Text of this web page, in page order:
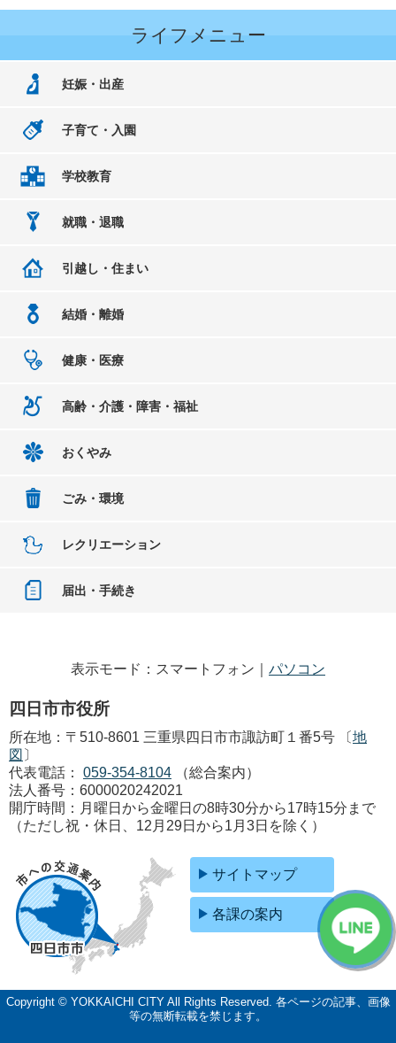
ライフメニュー
妊娠・出産
子育て・入園
学校教育
就職・退職
引越し・住まい
結婚・離婚
健康・医療
高齢・介護・障害・福祉
おくやみ
ごみ・環境
レクリエーション
届出・手続き
表示モード：スマートフォン｜ パソコン
四日市市役所
所在地：〒510-8601 三重県四日市市諏訪町１番5号 〔地
図 〕
代表電話：
059-354-8104
（総合案内）
法人番号：6000020242021
開庁時間：月曜日から金曜日の8時30分から17時15分まで
（ただし祝・休日、12月29日から1月3日を除く）
サイトマップ
各課の案内
Copyright © YOKKAICHI CITY All Rights Reserved. 各ページの記事、画像
等の無断転載を禁じます。